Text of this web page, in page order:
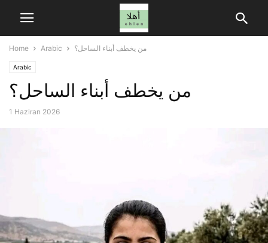
Home Arabic من يخطف أبناء الساحل؟
Arabic
من يخطف أبناء الساحل؟
1 Haziran 2026